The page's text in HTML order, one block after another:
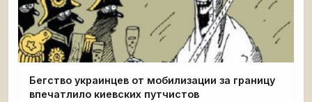
Бегство украинцев от мобилизации за границу
впечатлило киевских путчистов